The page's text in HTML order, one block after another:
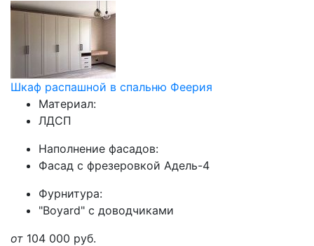
Шкаф распашной в спальню Феерия
Материал:
ЛДСП
Наполнение фасадов:
Фасад с фрезеровкой Адель-4
Фурнитура:
"Boyard" с доводчиками
от 104 000 руб.